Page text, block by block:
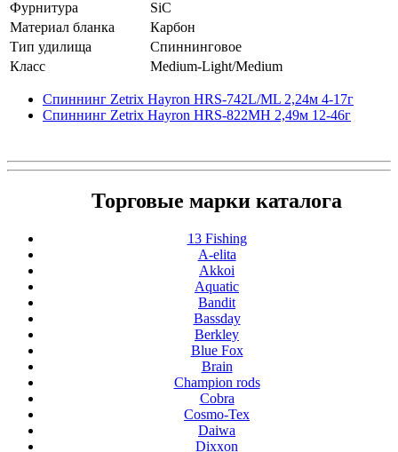
Фурнитура
SiC
Материал бланка
Карбон
Тип удилища
Спиннинговое
Класс
Medium-Light/Medium
Спиннинг Zetrix Hayron HRS-742L/ML 2,24м 4-17г
Спиннинг Zetrix Hayron HRS-822MH 2,49м 12-46г
Торговые марки каталога
13 Fishing
A-elita
Akkoi
Aquatic
Bandit
Bassday
Berkley
Blue Fox
Brain
Champion rods
Cobra
Cosmo-Tex
Daiwa
Dixxon